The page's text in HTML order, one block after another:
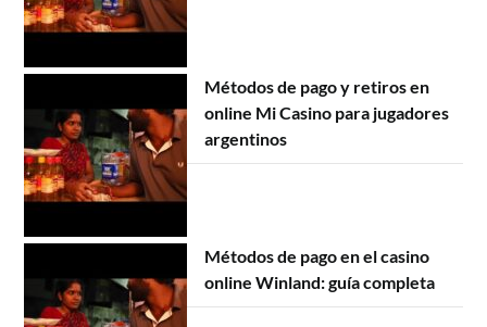
Métodos de pago y retiros en
online Mi Casino para jugadores
argentinos
Métodos de pago en el casino
online Winland: guía completa